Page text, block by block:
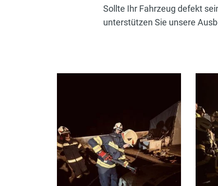
Sollte Ihr Fahrzeug defekt
unterstützen Sie unsere